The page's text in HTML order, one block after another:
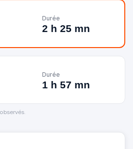
Durée
2 h 25 mn
Durée
1 h 57 mn